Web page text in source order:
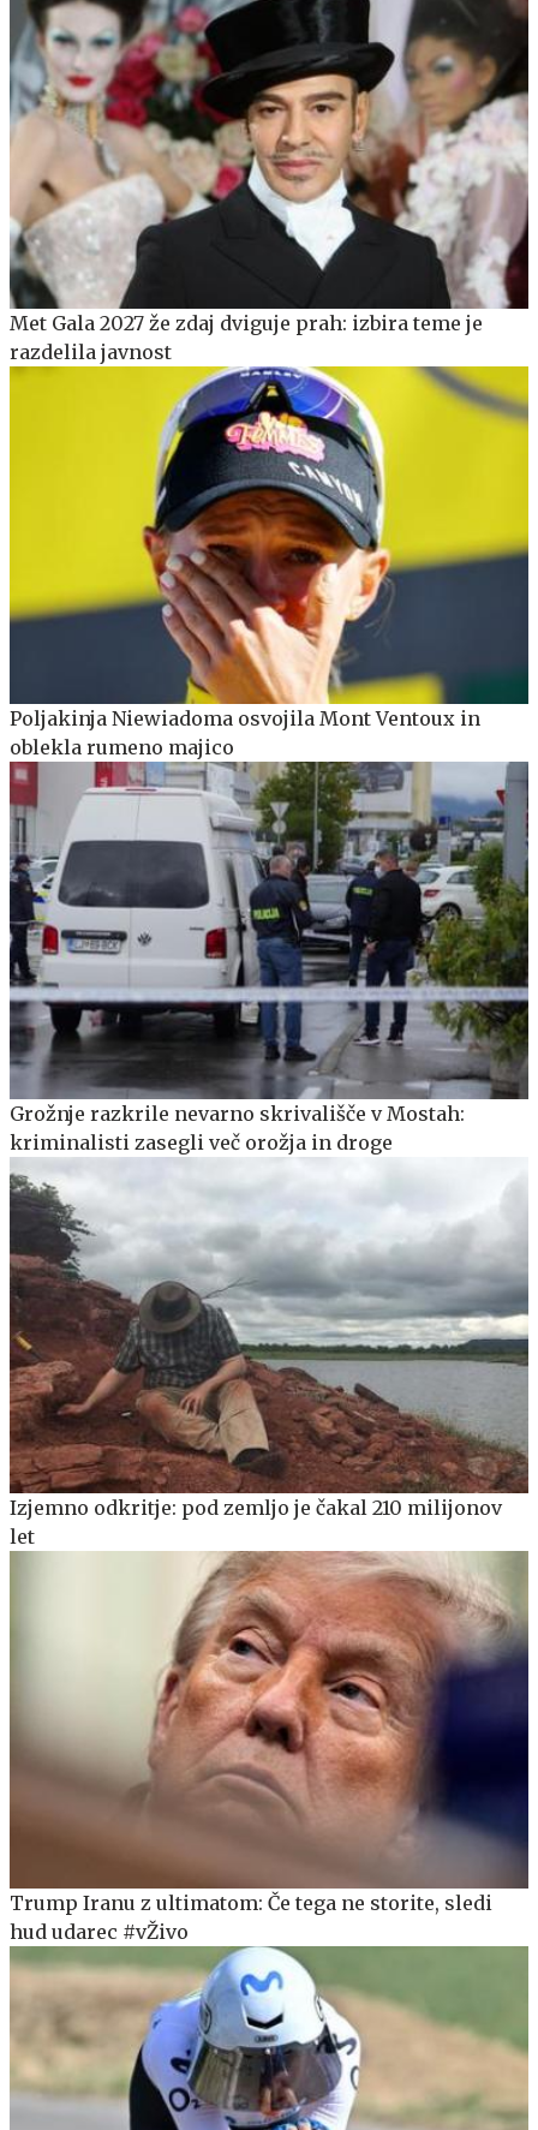
Met Gala 2027 že zdaj dviguje prah: izbira teme je
razdelila javnost
Poljakinja Niewiadoma osvojila Mont Ventoux in
oblekla rumeno majico
Grožnje razkrile nevarno skrivališče v Mostah:
kriminalisti zasegli več orožja in droge
Izjemno odkritje: pod zemljo je čakal 210 milijonov
let
Trump Iranu z ultimatom: Če tega ne storite, sledi
hud udarec #vŽivo